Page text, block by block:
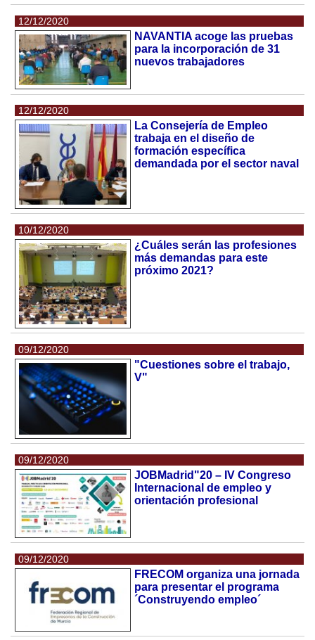
12/12/2020
NAVANTIA acoge las pruebas
para la incorporación de 31
nuevos trabajadores
12/12/2020
La Consejería de Empleo
trabaja en el diseño de
formación específica
demandada por el sector naval
10/12/2020
¿Cuáles serán las profesiones
más demandas para este
próximo 2021?
09/12/2020
"Cuestiones sobre el trabajo,
V"
09/12/2020
JOBMadrid"20 – IV Congreso
Internacional de empleo y
orientación profesional
09/12/2020
FRECOM organiza una jornada
para presentar el programa
´Construyendo empleo´